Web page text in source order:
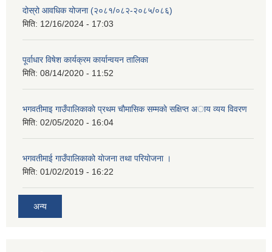
दोस्रो आवधिक योजना (२०८१/०८२-२०८५/०८६)
मिति: 12/16/2024 - 17:03
पूर्वाधार विषेश कार्यक्रम कार्यान्वयन तालिका
मिति: 08/14/2020 - 11:52
भगवतीमाइ गाउँपालिकाकाे प्रथम चाैमासिक सम्मकाे सक्षिप्त अाय व्यय विवरण
मिति: 02/05/2020 - 16:04
भगवतीमाई गाउँपालिकाको याेजना तथा परियाेजना ।
मिति: 01/02/2019 - 16:22
अन्य